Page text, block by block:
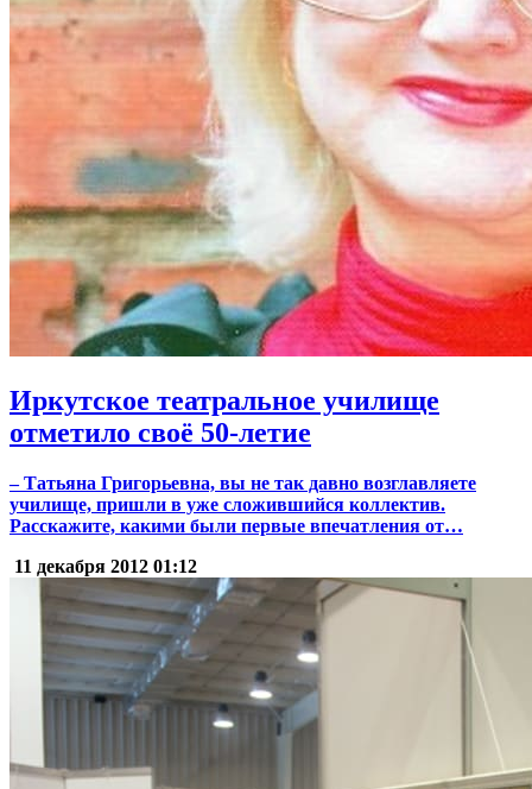
Иркутское театральное училище
отметило своё 50-летие
– Татьяна Григорьевна, вы не так давно возглавляете
училище, пришли в уже сложившийся коллектив.
Расскажите, какими были первые впечатления от…
11 декабря 2012 01:12